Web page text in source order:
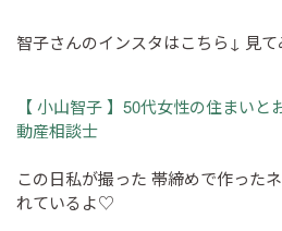
智子さんのインスタはこちら↓ 見て
【 小山智子 】50代女性の住まい
動産相談士
この日私が撮った 帯締めで作った
れているよ♡